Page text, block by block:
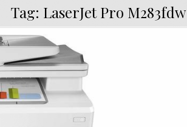
Tag: LaserJet Pro M283fdw